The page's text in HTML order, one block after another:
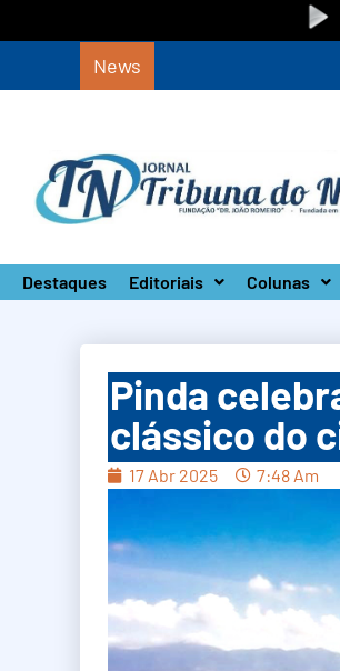
News Circuito Paulista
Destaques Editoriais Colunas
Pinda
clássico do
17 Abr 2025 7:48 Am